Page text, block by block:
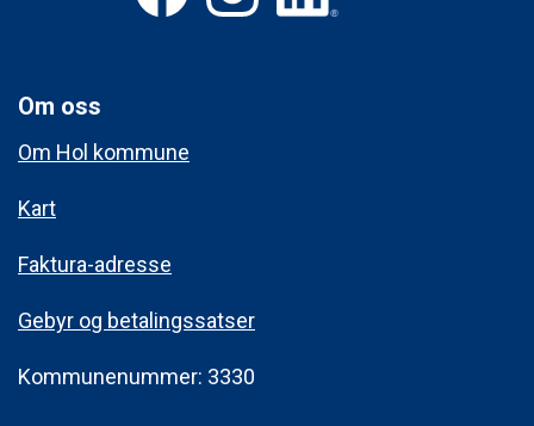
Om oss
Om Hol kommune
Kart
Faktura-adresse
Gebyr og betalingssatser
Kommunenummer: 3330